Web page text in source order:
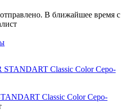
В ближайшее время с
Classic Color Серо-